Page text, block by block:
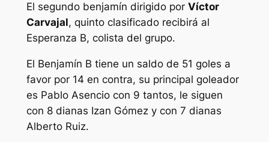
El segundo benjamín dirigido por Víctor
Carvajal, quinto clasificado recibirá al
Esperanza B, colista del grupo.
El Benjamín B tiene un saldo de 51 goles a
favor por 14 en contra, su principal goleador
es Pablo Asencio con 9 tantos, le siguen
con 8 dianas Izan Gómez y con 7 dianas
Alberto Ruiz.